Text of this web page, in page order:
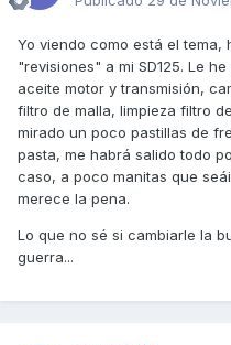
Yo viendo como está el tema,
"revisiones" a mi SD125. Le
aceite motor y transmisión,
filtro de malla, limpieza filtro
mirado un poco pastillas de
pasta, me habrá salido todo
caso, a poco manitas que
merece la pena.
Lo que no sé si cambiarle la
guerra...